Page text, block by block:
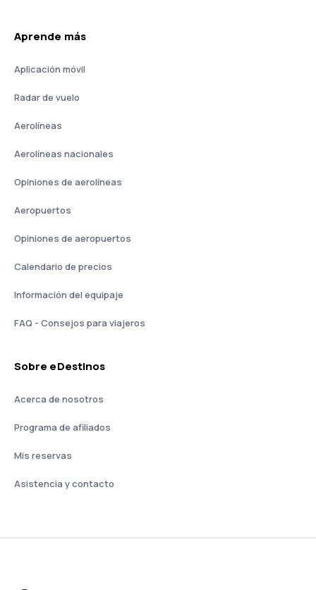
Aprende más
Aplicación móvil
Radar de vuelo
Aerolíneas
Aerolíneas nacionales
Opiniones de aerolíneas
Aeropuertos
Opiniones de aeropuertos
Calendario de precios
Información del equipaje
FAQ - Consejos para viajeros
Sobre eDestinos
Acerca de nosotros
Programa de afiliados
Mis reservas
Asistencia y contacto